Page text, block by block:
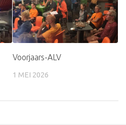
Voorjaars-ALV
1 MEI 2026